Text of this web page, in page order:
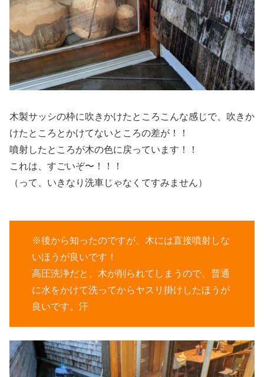
木製サッシの枠に吹きかけたところこんな感じで、吹きか
けたところとかけてないところの差が！！
噴射したところが木の色に戻っています！！
これは、すごいぞ〜！！！
（って、いきなり洗車じゃなくてすみません）
※後から知ったのですが、木には直接噴射しな
いほうが良いです！
高圧洗浄だと、木が削られてしまうので、普通
に水をかけて洗ってからヤスリ掛けしたほうが
良いです。汗